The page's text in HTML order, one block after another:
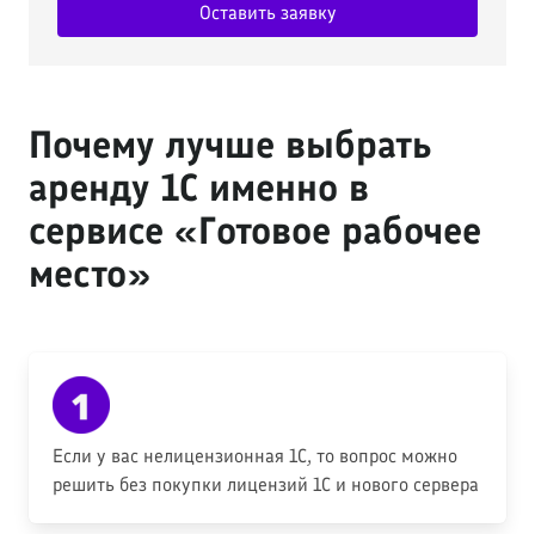
Оставить заявку
Почему лучше выбрать
аренду 1С именно в
сервисе «Готовое рабочее
место»
Если у вас нелицензионная 1С, то вопрос можно
решить без покупки лицензий 1С и нового сервера